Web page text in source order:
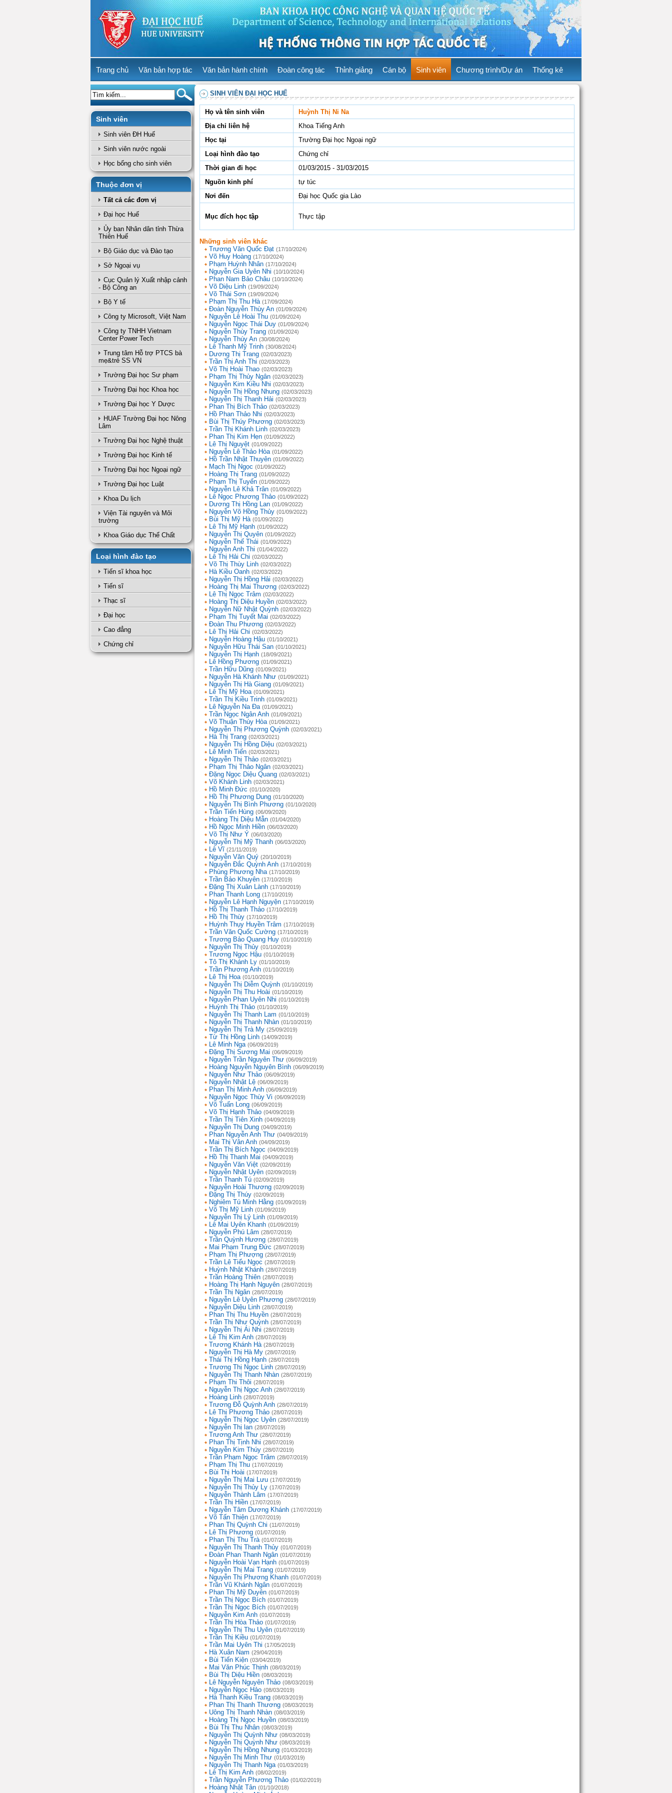
Trang chủ Văn bản hợp tác Văn bản hành chính Đoàn công tác Thỉnh giảng Cán bộ Sinh viên Chương trình/Dự án Thống kê
Sinh viên
Sinh viên ĐH Huế
Sinh viên nước ngoài
Học bổng cho sinh viên
Thuộc đơn vị
Tất cả các đơn vị
Đại học Huế
Ủy ban Nhân dân tỉnh Thừa
Thiên Huế
Bộ Giáo dục và Đào tạo
Sở Ngoại vụ
Cục Quản lý Xuất nhập cảnh
- Bộ Công an
Bộ Y tế
Công ty Microsoft, Việt Nam
Công ty TNHH Vietnam
Center Power Tech
Trung tâm Hỗ trợ PTCS bà
mẹ&trẻ SS VN
Trường Đại học Sư phạm
Trường Đại học Khoa học
Trường Đại học Y Dược
HUAF Trường Đại học Nông
Lâm
Trường Đại học Nghệ thuật
Trường Đại học Kinh tế
Trường Đại học Ngoại ngữ
Trường Đại học Luật
Khoa Du lịch
Viện Tài nguyên và Môi
trường
Khoa Giáo dục Thể Chất
Loại hình đào tạo
Tiến sĩ khoa học
Tiến sĩ
Thạc sĩ
Đại học
Cao đẳng
Chứng chỉ
SINH VIÊN ĐẠI HỌC HUẾ
Họ và tên sinh viên
Huỳnh Thị Ni Na
Địa chỉ liên hệ
Khoa Tiếng Anh
Học tại
Trường Đại học Ngoại ngữ
Loại hình đào tạo
Chứng chỉ
Thời gian đi học
01/03/2015 - 31/03/2015
Nguồn kinh phí
tự túc
Nơi đến
Đại học Quốc gia Lào
Mục đích học tập Thực tập
Những sinh viên khác
Trương Văn Quốc Đạt (17/10/2024)
Võ Huy Hoàng (17/10/2024)
Phạm Huỳnh Nhân (17/10/2024)
Nguyễn Gia Uyên Nhi (10/10/2024)
Phan Nam Bảo Châu (10/10/2024)
Võ Diệu Linh (19/09/2024)
Võ Thái Sơn (19/09/2024)
Phạm Thị Thu Hà (17/09/2024)
Đoàn Nguyễn Thùy An (01/09/2024)
Nguyễn Lê Hoài Thu (01/09/2024)
Nguyễn Ngọc Thái Duy (01/09/2024)
Nguyễn Thùy Trang (01/09/2024)
Nguyễn Thúy An (30/08/2024)
Lê Thanh Mỹ Trinh (30/08/2024)
Dương Thị Trang (02/03/2023)
Trần Thị Anh Thi (02/03/2023)
Võ Thị Hoài Thao (02/03/2023)
Phạm Thị Thủy Ngân (02/03/2023)
Nguyễn Kim Kiều Nhi (02/03/2023)
Nguyễn Thị Hồng Nhung (02/03/2023)
Nguyễn Thị Thanh Hải (02/03/2023)
Phan Thị Bích Thảo (02/03/2023)
Hồ Phan Thảo Nhi (02/03/2023)
Bùi Thị Thúy Phương (02/03/2023)
Trần Thị Khánh Linh (02/03/2023)
Phan Thị Kim Hẹn (01/09/2022)
Lê Thị Nguyệt (01/09/2022)
Nguyễn Lê Thảo Hòa (01/09/2022)
Hồ Trần Nhật Thuyên (01/09/2022)
Mạch Thị Ngọc (01/09/2022)
Hoàng Thị Trang (01/09/2022)
Phạm Thị Tuyến (01/09/2022)
Nguyễn Lê Khả Trân (01/09/2022)
Lê Ngọc Phương Thảo (01/09/2022)
Dương Thị Hồng Lan (01/09/2022)
Nguyễn Võ Hồng Thủy (01/09/2022)
Bùi Thị Mỹ Hà (01/09/2022)
Lê Thị Mỹ Hạnh (01/09/2022)
Nguyễn Thị Quyên (01/09/2022)
Nguyễn Thế Thái (01/09/2022)
Nguyễn Anh Thi (01/04/2022)
Lê Thị Hải Chi (02/03/2022)
Võ Thị Thùy Linh (02/03/2022)
Hà Kiều Oanh (02/03/2022)
Nguyễn Thị Hồng Hải (02/03/2022)
Hoàng Thị Mai Thương (02/03/2022)
Lê Thị Ngọc Trâm (02/03/2022)
Hoàng Thị Diệu Huyền (02/03/2022)
Nguyễn Nữ Nhật Quỳnh (02/03/2022)
Phạm Thị Tuyết Mai (02/03/2022)
Đoàn Thu Phương (02/03/2022)
Lê Thị Hải Chi (02/03/2022)
Nguyễn Hoàng Hậu (01/10/2021)
Nguyễn Hữu Thái San (01/10/2021)
Nguyễn Thị Hạnh (18/09/2021)
Lê Hồng Phương (01/09/2021)
Trần Hữu Dũng (01/09/2021)
Nguyễn Hà Khánh Như (01/09/2021)
Nguyễn Thị Hà Giang (01/09/2021)
Lê Thị Mỹ Hoa (01/09/2021)
Trần Thị Kiều Trinh (01/09/2021)
Lê Nguyễn Na Đa (01/09/2021)
Trần Ngọc Ngân Anh (01/09/2021)
Võ Thuận Thúy Hòa (01/09/2021)
Nguyễn Thị Phương Quỳnh (02/03/2021)
Hà Thị Trang (02/03/2021)
Nguyễn Thị Hồng Diệu (02/03/2021)
Lê Minh Tiến (02/03/2021)
Nguyễn Thị Thảo (02/03/2021)
Phạm Thị Thảo Ngân (02/03/2021)
Đặng Ngọc Diệu Quang (02/03/2021)
Võ Khánh Linh (02/03/2021)
Hồ Minh Đức (01/10/2020)
Hồ Thị Phương Dung (01/10/2020)
Nguyễn Thị Bình Phương (01/10/2020)
Trần Tiến Hùng (06/09/2020)
Hoàng Thị Diệu Mẫn (01/04/2020)
Hồ Ngọc Minh Hiền (06/03/2020)
Võ Thị Như Ý (06/03/2020)
Nguyễn Thị Mỹ Thanh (06/03/2020)
Lê Vĩ (21/11/2019)
Nguyễn Văn Quý (20/10/2019)
Nguyễn Đắc Quỳnh Anh (17/10/2019)
Phùng Phương Nha (17/10/2019)
Trần Bảo Khuyên (17/10/2019)
Đặng Thị Xuân Lành (17/10/2019)
Phan Thanh Long (17/10/2019)
Nguyễn Lê Hạnh Nguyện (17/10/2019)
Hồ Thị Thanh Thảo (17/10/2019)
Hồ Thị Thùy (17/10/2019)
Huỳnh Thụy Huyền Trâm (17/10/2019)
Trần Văn Quốc Cường (17/10/2019)
Trương Bảo Quang Huy (01/10/2019)
Nguyễn Thị Thủy (01/10/2019)
Trương Ngọc Hậu (01/10/2019)
Tô Thị Khánh Ly (01/10/2019)
Trần Phương Anh (01/10/2019)
Lê Thị Hoa (01/10/2019)
Nguyễn Thị Diễm Quỳnh (01/10/2019)
Nguyễn Thị Thu Hoài (01/10/2019)
Nguyễn Phan Uyên Nhi (01/10/2019)
Huỳnh Thị Thảo (01/10/2019)
Nguyễn Thị Thanh Lam (01/10/2019)
Nguyễn Thị Thanh Nhàn (01/10/2019)
Nguyễn Thị Trà My (25/09/2019)
Từ Thị Hồng Linh (14/09/2019)
Lê Minh Nga (06/09/2019)
Đặng Thị Sương Mai (06/09/2019)
Nguyễn Trần Nguyên Thư (06/09/2019)
Hoàng Nguyễn Nguyên Bình (06/09/2019)
Nguyễn Như Thảo (06/09/2019)
Nguyễn Nhật Lệ (06/09/2019)
Phan Thị Minh Anh (06/09/2019)
Nguyễn Ngọc Thùy Vi (06/09/2019)
Võ Tuấn Long (06/09/2019)
Võ Thị Hạnh Thảo (04/09/2019)
Trần Thị Tiên Xinh (04/09/2019)
Nguyễn Thị Dung (04/09/2019)
Phan Nguyễn Anh Thư (04/09/2019)
Mai Thị Vân Anh (04/09/2019)
Trần Thị Bích Ngọc (04/09/2019)
Hồ Thị Thanh Mai (04/09/2019)
Nguyễn Văn Việt (02/09/2019)
Nguyễn Nhật Uyên (02/09/2019)
Trần Thanh Tú (02/09/2019)
Nguyễn Hoài Thương (02/09/2019)
Đặng Thị Thúy (02/09/2019)
Nghiêm Tú Minh Hằng (01/09/2019)
Võ Thị Mỹ Linh (01/09/2019)
Nguyễn Thị Lý Linh (01/09/2019)
Lê Mai Uyên Khanh (01/09/2019)
Nguyễn Phú Lâm (28/07/2019)
Trần Quỳnh Hương (28/07/2019)
Mai Phạm Trung Đức (28/07/2019)
Phạm Thị Phượng (28/07/2019)
Trần Lê Tiểu Ngọc (28/07/2019)
Huỳnh Nhật Khánh (28/07/2019)
Trần Hoàng Thiên (28/07/2019)
Hoàng Thị Hạnh Nguyên (28/07/2019)
Trần Thị Ngân (28/07/2019)
Nguyễn Lê Uyên Phương (28/07/2019)
Nguyễn Diệu Linh (28/07/2019)
Phan Thị Thu Huyền (28/07/2019)
Trần Thị Như Quỳnh (28/07/2019)
Nguyễn Thị Ái Nhi (28/07/2019)
Lê Thị Kim Anh (28/07/2019)
Trương Khánh Hà (28/07/2019)
Nguyễn Thị Hà My (28/07/2019)
Thái Thị Hồng Hạnh (28/07/2019)
Trương Thị Ngọc Linh (28/07/2019)
Nguyễn Thị Thanh Nhàn (28/07/2019)
Phạm Thi Thôi (28/07/2019)
Nguyễn Thị Ngọc Anh (28/07/2019)
Hoàng Linh (28/07/2019)
Trương Đỗ Quỳnh Anh (28/07/2019)
Lê Thị Phương Thảo (28/07/2019)
Nguyễn Thị Ngọc Uyên (28/07/2019)
Nguyễn Thị lan (28/07/2019)
Trương Anh Thư (28/07/2019)
Phan Thị Tịnh Nhi (28/07/2019)
Nguyễn Kim Thúy (28/07/2019)
Trần Phạm Ngọc Trâm (28/07/2019)
Phạm Thị Thu (17/07/2019)
Bùi Thị Hoài (17/07/2019)
Nguyễn Thị Mai Lưu (17/07/2019)
Nguyễn Thị Thủy Ly (17/07/2019)
Nguyễn Thành Lâm (17/07/2019)
Trần Thị Hiền (17/07/2019)
Nguyễn Tâm Dương Khánh (17/07/2019)
Võ Tấn Thiện (17/07/2019)
Phan Thị Quỳnh Chi (11/07/2019)
Lê Thị Phương (01/07/2019)
Phan Thị Thu Trà (01/07/2019)
Nguyễn Thị Thanh Thủy (01/07/2019)
Đoàn Phan Thanh Ngân (01/07/2019)
Nguyễn Hoài Vạn Hạnh (01/07/2019)
Nguyễn Thị Mai Trang (01/07/2019)
Nguyễn Thị Phương Khanh (01/07/2019)
Trần Vũ Khánh Ngân (01/07/2019)
Phan Thị Mỹ Duyên (01/07/2019)
Trần Thị Ngọc Bích (01/07/2019)
Trần Thị Ngọc Bích (01/07/2019)
Nguyễn Kim Anh (01/07/2019)
Trần Thị Hòa Thảo (01/07/2019)
Nguyễn Thị Thu Uyên (01/07/2019)
Trần Thị Kiều (01/07/2019)
Trần Mai Uyên Thi (17/05/2019)
Hà Xuân Nam (29/04/2019)
Bùi Tiến Kiện (03/04/2019)
Mai Văn Phúc Thịnh (08/03/2019)
Bùi Thị Diệu Hiền (08/03/2019)
Lê Nguyễn Nguyên Thảo (08/03/2019)
Nguyễn Ngọc Hảo (08/03/2019)
Hà Thanh Kiều Trang (08/03/2019)
Phan Thị Thanh Thương (08/03/2019)
Uông Thị Thanh Nhàn (08/03/2019)
Hoàng Thị Ngọc Huyền (08/03/2019)
Bùi Thị Thu Nhân (08/03/2019)
Nguyễn Thị Quỳnh Như (08/03/2019)
Nguyễn Thị Quỳnh Như (08/03/2019)
Nguyễn Thị Hồng Nhung (01/03/2019)
Nguyễn Thị Minh Thư (01/03/2019)
Nguyễn Thị Thanh Nga (01/03/2019)
Lê Thị Kim Anh (08/02/2019)
Trần Nguyễn Phương Thảo (01/02/2019)
Hoàng Nhật Tân (01/10/2018)